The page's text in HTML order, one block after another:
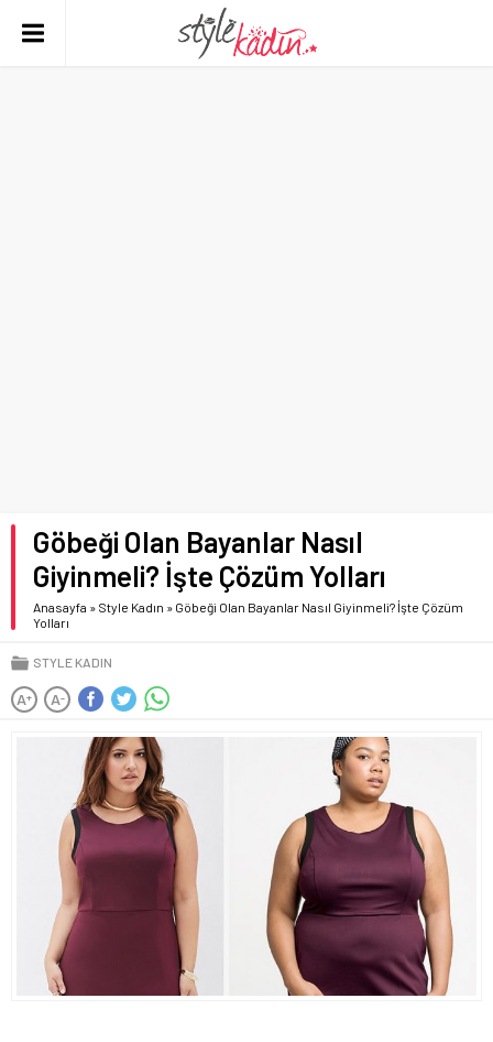
Göbeği Olan Bayanlar Nasıl
Giyinmeli? İşte Çözüm Yolları
Anasayfa » Style Kadın » Göbeği Olan Bayanlar Nasıl Giyinmeli? İşte Çözüm
Yolları
STYLE KADIN
A+ A-